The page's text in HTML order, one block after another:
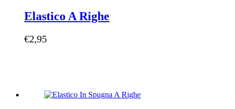
Elastico A Righe
€2,95